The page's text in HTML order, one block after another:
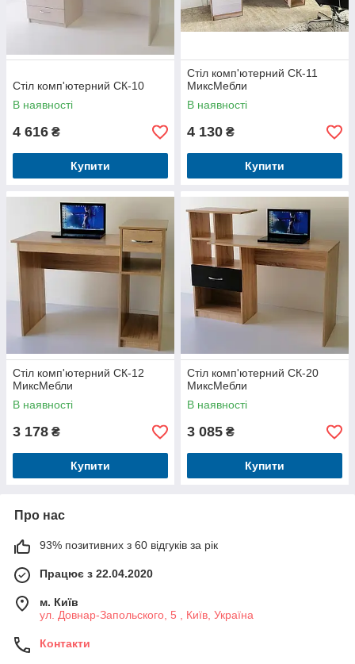
Стіл комп'ютерний СК-10
В наявності
4 616 ₴
Купити
Стіл комп'ютерний СК-11
МиксМебли
В наявності
4 130 ₴
Купити
Стіл комп'ютерний СК-12
МиксМебли
В наявності
3 178 ₴
Купити
Стіл комп'ютерний СК-20
МиксМебли
В наявності
3 085 ₴
Купити
Про нас
93% позитивних з 60 відгуків за рік
Працює з 22.04.2020
м. Київ
ул. Довнар-Запольского, 5 , Київ, Україна
Контакти